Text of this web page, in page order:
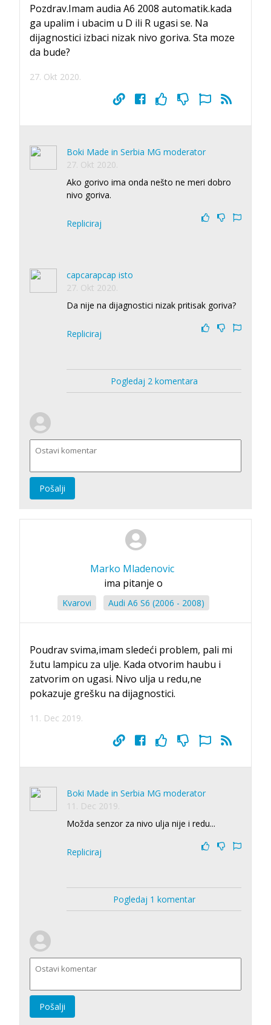
Pozdrav.Imam audia A6 2008 automatik.kada
ga upalim i ubacim u D ili R ugasi se. Na
dijagnostici izbaci nizak nivo goriva. Sta moze
da bude?
27. Okt 2020.
Boki Made in Serbia MG moderator
27. Okt 2020.
Ako gorivo ima onda nešto ne meri dobro
nivo goriva.
Repliciraj
capcarapcap isto
27. Okt 2020.
Da nije na dijagnostici nizak pritisak goriva?
Repliciraj
Pogledaj 2 komentara
Pošalji
Marko Mladenovic
ima pitanje o
Kvarovi Audi A6 S6 (2006 - 2008)
Poudrav svima,imam sledeći problem, pali mi
žutu lampicu za ulje. Kada otvorim haubu i
zatvorim on ugasi. Nivo ulja u redu,ne
pokazuje grešku na dijagnostici.
11. Dec 2019.
Boki Made in Serbia MG moderator
11. Dec 2019.
Možda senzor za nivo ulja nije i redu...
Repliciraj
Pogledaj 1 komentar
Pošalji